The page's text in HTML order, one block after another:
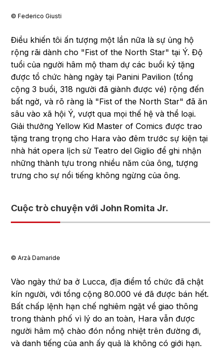
© Federico Giusti
Điều khiến tôi ấn tượng một lần nữa là sự ủng hộ
rộng rãi dành cho "Fist of the North Star" tại Ý. Độ
tuổi của người hâm mộ tham dự các buổi ký tặng
được tổ chức hàng ngày tại Panini Pavilion (tổng
cộng 3 buổi, 318 người đã giành được vé) rộng đến
bất ngờ, và rõ ràng là "Fist of the North Star" đã ăn
sâu vào xã hội Ý, vượt qua mọi thế hệ và thể loại.
Giải thưởng Yellow Kid Master of Comics được trao
tặng trang trọng cho Hara vào đêm trước sự kiện tại
nhà hát opera lịch sử Teatro del Giglio để ghi nhận
những thành tựu trong nhiều năm của ông, tượng
trưng cho sự nổi tiếng không ngừng của ông.
Cuộc trò chuyện với John Romita Jr.
©︎ Arzà Damaride
Vào ngày thứ ba ở Lucca, địa điểm tổ chức đã chật
kín người, với tổng cộng 80.000 vé đã được bán hết.
Bất chấp lệnh hạn chế nghiêm ngặt về giao thông
trong thành phố vì lý do an toàn, Hara vẫn được
người hâm mộ chào đón nồng nhiệt trên đường đi,
và danh tiếng của anh ấy quả là không có giới hạn.